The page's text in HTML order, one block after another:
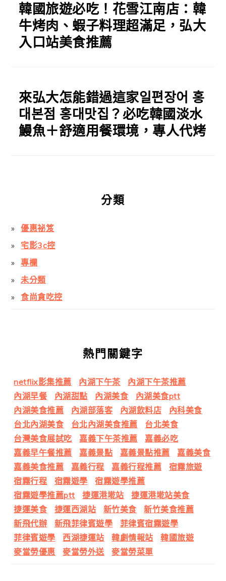
韓國旅遊必吃！花雪江南店：韓
牛烤肉、蝦子料理超滿足，弘大
入口站美食推薦
來弘大怎能錯過這家일편장어 홍
대본점 홍대맛집？必吃韓國淡水
鰻魚＋舒適用餐環境，專人代烤
分類
優惠祕笈
宅影3c控
專欄
未分類
食尚貪吃控
熱門關鍵字
netflix影集推薦 內湖下午茶
內湖下午茶推薦
內湖早餐
內湖甜點 內湖美食
內湖美食ptt
內湖美食推薦
內湖部落客 內湖飲料店
內科美食
台北內湖美食
台北內湖美食推薦
台北美食
台灣美食展試吃
嘉義下午茶推薦
嘉義必吃
嘉義早午餐推薦
嘉義景點 嘉義景點推薦
嘉義美食
嘉義美食推薦
嘉義行程 嘉義行程推薦
宿霧旅遊
宿霧行程
宿霧遊學
宿霧遊學推薦
宿霧遊學推薦ptt
捷運港墘站
捷運港墘站美食
捷運美食
捷運西湖站 新竹美食
新竹美食推薦
新飛代辦
新飛菲律賓遊學
菲律賓宿霧遊學
菲律賓遊學
西湖捷運站 韓劇情報站
韓國旅遊
麥當勞優惠
麥當勞外送 麥當勞菜單